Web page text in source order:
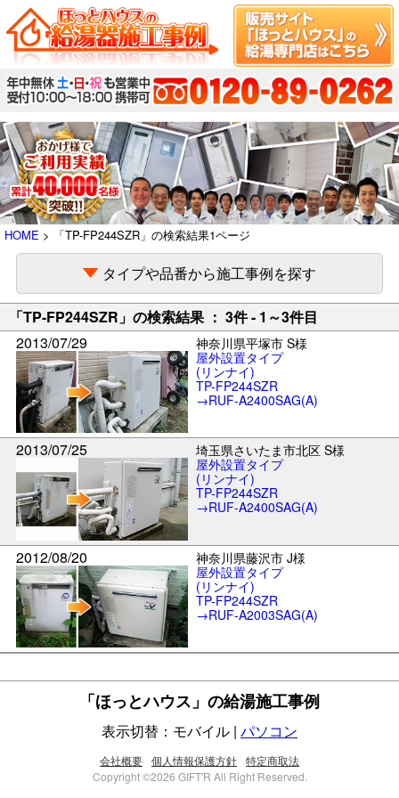
HOME > 「TP-FP244SZR」の検索結果1ページ
タイプや品番から施工事例を探す
「TP-FP244SZR」の検索結果 ： 3件 - 1～3件目
2013/07/29
神奈川県平塚市 S様
屋外設置タイプ
(リンナイ)
TP-FP244SZR
→RUF-A2400SAG(A)
2013/07/25
埼玉県さいたま市北区 S様
屋外設置タイプ
(リンナイ)
TP-FP244SZR
→RUF-A2400SAG(A)
2012/08/20
神奈川県藤沢市 J様
屋外設置タイプ
(リンナイ)
TP-FP244SZR
→RUF-A2003SAG(A)
「ほっとハウス」の給湯施工事例
表示切替：モバイル | パソコン
会社概要 個人情報保護方針 特定商取法
Copyright ©2026 GIFT'R All Right Reserved.